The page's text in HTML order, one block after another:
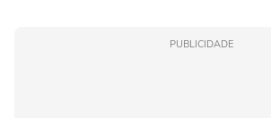
PUBLICIDADE